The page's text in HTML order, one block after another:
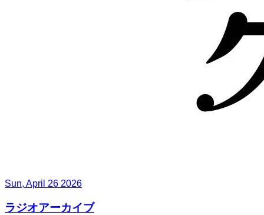
Sun, April 26 2026
ラジオアーカイブ